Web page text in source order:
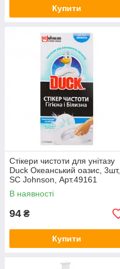
Купити
Стікери чистоти для унітазу
Duck Океанський оазис, 3шт,
SC Johnson, Арт.49161
В наявності
94 ₴
Купити